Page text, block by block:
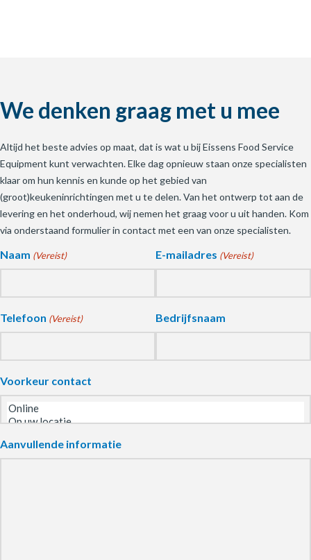
We denken graag met u mee
Altijd het beste advies op maat, dat is wat u bij Eissens Food Service
Equipment kunt verwachten. Elke dag opnieuw staan onze specialisten
klaar om hun kennis en kunde op het gebied van
(groot)keukeninrichtingen met u te delen. Van het ontwerp tot aan de
levering en het onderhoud, wij nemen het graag voor u uit handen. Kom
via onderstaand formulier in contact met een van onze specialisten.
Naam (Vereist) E-mailadres (Vereist)
Telefoon (Vereist) Bedrijfsnaam
Voorkeur contact
Aanvullende informatie